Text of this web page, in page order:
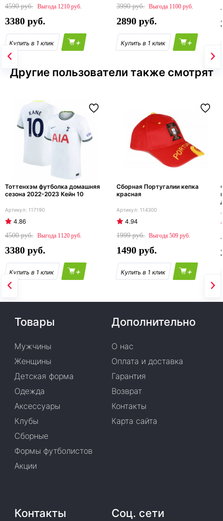
4590
1210
3380
+
3990
1100
2890
+
Другие пользователи также смотрят
Тоттенхэм футболка домашняя
сезона 2022-2023 Кейн 10
117190
4.86
4500
1120
3380
+
Сборная Португалии кепка
красная
114300
4.94
1999
509
1490
+
Товары
Мужчины
Женщины
Детская форма
Одежда
Аксессуары
Клубы
Сборные
Формы футболистов
Акции
Дополнительно
О нас
Оплата и доставка
Гарантия
Возврат
Контакты
Карта сайта
Контакты Соц. сети